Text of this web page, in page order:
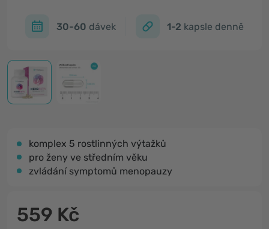
30-60 dávek 1-2 kapsle denně
komplex 5 rostlinných výtažků
pro ženy ve středním věku
zvládání symptomů menopauzy
559 Kč